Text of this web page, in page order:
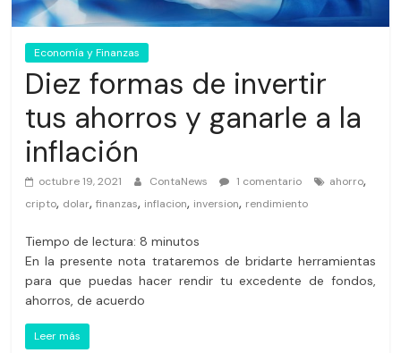
Economía y Finanzas
Diez formas de invertir
tus ahorros y ganarle a la
inflación
octubre 19, 2021 ContaNews 1 comentario ahorro,
cripto, dolar,finanzas, inflacion, inversion, rendimiento
Tiempo de lectura: 8 minutos
En la presente nota trataremos de bridarte herramientas
para que puedas hacer rendir tu excedente de fondos,
ahorros, de acuerdo
Leer más